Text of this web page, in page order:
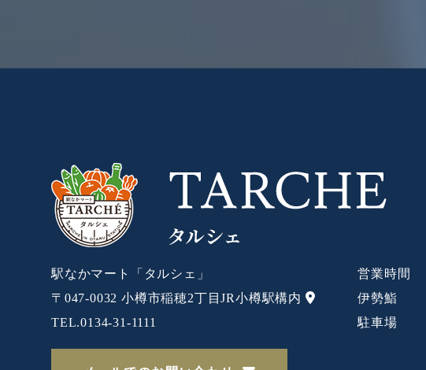
駅なかマート「タルシェ」
〒047-0032 小樽市稲穂2丁目JR小樽駅構内
TEL.0134-31-1111
営業時間
伊勢鮨
駐車場